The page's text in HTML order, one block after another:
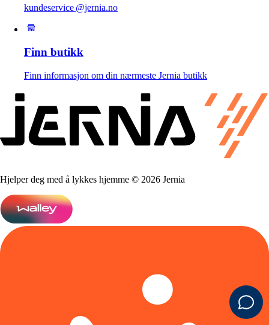
kundeservice @jernia.no
Finn butikk
Finn informasjon om din nærmeste Jernia butikk
Hjelper deg med å lykkes hjemme © 2026 Jernia